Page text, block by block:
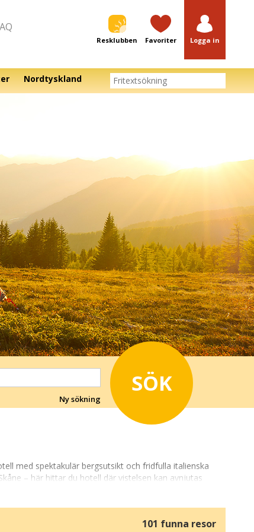
Resklubben Favoriter Logga in
Nordtyskland
SÖK
Ny sökning
med spektakulär bergsutsikt och fridfulla italienska
– här hittar du hotell där vistelsen kan avnjutas
av skogar, sjöar, berg eller lugna kuststräckor,
101 funna resor